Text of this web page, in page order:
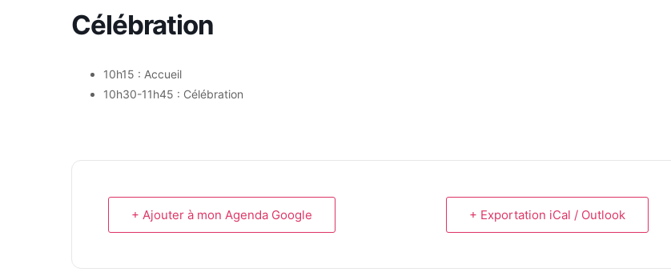
Célébration
10h15 : Accueil
10h30-11h45 : Célébration
+ Ajouter à mon Agenda Google + Exportation iCal / Outlook